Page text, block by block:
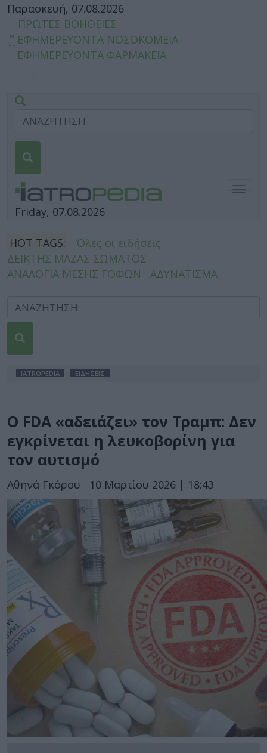
Παρασκευή, 07.08.2026
ΠΡΩΤΕΣ ΒΟΗΘΕΙΕΣ
ΕΦΗΜΕΡΕΥΟΝΤΑ ΝΟΣΟΚΟΜΕΙΑ
ΕΦΗΜΕΡΕΥΟΝΤΑ ΦΑΡΜΑΚΕΙΑ
Friday, 07.08.2026
HOT TAGS:
Όλες οι ειδήσεις
ΔΕΙΚΤΗΣ ΜΑΖΑΣ ΣΩΜΑΤΟΣ
ΑΝΑΛΟΓΙΑ ΜΕΣΗΣ ΓΟΦΩΝ
ΑΔΥΝΑΤΙΣΜΑ
IATROPEDIA ΕΙΔΗΣΕΙΣ
Ο FDA «αδειάζει» τον Τραμπ: Δεν
εγκρίνεται η λευκοβορίνη για
τον αυτισμό
Αθηνά Γκόρου 10 Μαρτίου 2026 | 18:43